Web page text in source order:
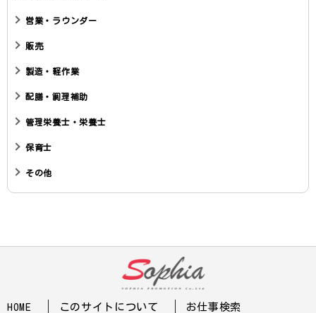
営業・ラウンダー
販売
製造・軽作業
配膳・調理補助
管理栄養士・栄養士
保育士
その他
HOME このサイトについて お仕事検索